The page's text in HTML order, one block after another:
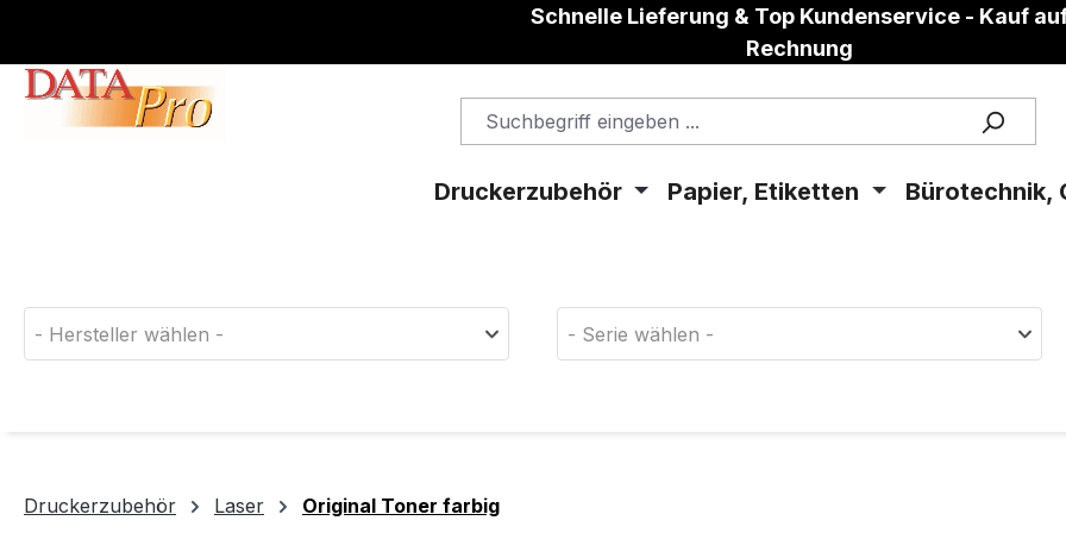
Schnelle Lieferung & Top Kundenservice - Kauf
Rechnung
Druckerzubehör Papier, Etiketten Bürotechnik,
- Hersteller wählen - - Serie wählen -
Druckerzubehör Laser Original Toner farbig